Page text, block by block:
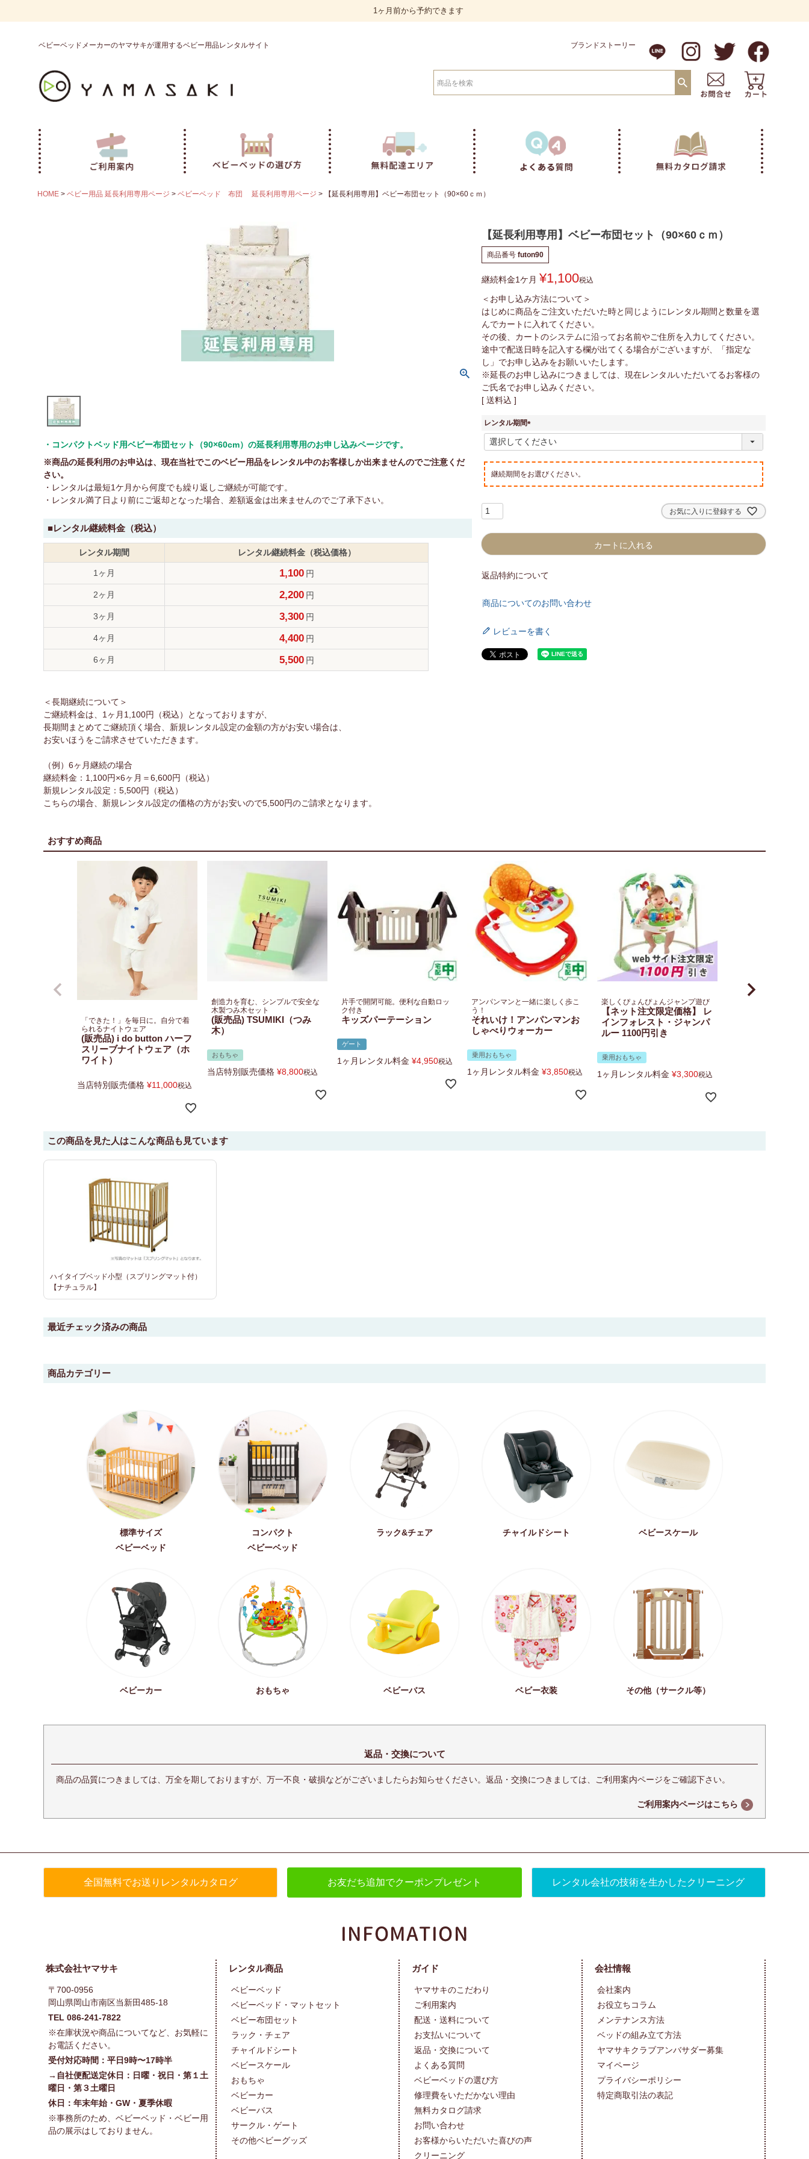
1ヶ月前から予約できます
ベビーベッドメーカーのヤマサキが運用するベビー用品レンタルサイト ブランドストーリー
HOME ベビー用品 延長利用専用ページ ベビーベッド 布団 延長利用専用ページ 【延長利用専用】ベビー布団セット（90×60ｃｍ）
・コンパクトベッド用ベビー布団セット（90×60cm）の延長利用専用のお申し込みページです。
※商品の延長利用のお申込は、現在当社でこのベビー用品をレンタル中のお客様しか出来ませんのでご注意くだ
さい。
・レンタルは最短1ケ月から何度でも繰り返しご継続が可能です。
・レンタル満了日より前にご返却となった場合、差額返金は出来ませんのでご了承下さい。
■レンタル継続料金（税込）
レンタル期間 レンタル継続料金（税込価格）
1ヶ月 1,100 円
2ヶ月 2,200 円
3ヶ月 3,300 円
4ヶ月 4,400 円
6ヶ月 5,500 円
＜長期継続について＞
ご継続料金は、1ヶ月1,100円（税込）となっておりますが、
長期間まとめてご継続頂く場合、新規レンタル設定の金額の方がお安い場合は、
お安いほうをご請求させていただきます。
（例）6ヶ月継続の場合
継続料金：1,100円×6ヶ月＝6,600円（税込）
新規レンタル設定：5,500円（税込）
こちらの場合、新規レンタル設定の価格の方がお安いので5,500円のご請求となります。
【延長利用専用】ベビー布団セット（90×60ｃｍ）
商品番号 futon90
継続料金1ケ月 ¥1,100税込
＜お申し込み方法について＞
はじめに商品をご注文いただいた時と同じようにレンタル期間と数量を選
んでカートに入れてください。
その後、カートのシステムに沿ってお名前やご住所を入力してください。
途中で配送日時を記入する欄が出てくる場合がございますが、「指定な
し」でお申し込みをお願いいたします。
※延長のお申し込みにつきましては、現在レンタルいただいてるお客様の
ご氏名でお申し込みください。
送料込
レンタル期間
(
必
継続期間をお選びください。
お気に入りに登録する
カートに入れる
返品特約について
商品についてのお問い合わせ
レビューを書く
おすすめ商品
「できた！」を毎日に。自分で着
られるナイトウェア
(販売品) i do button ハーフ
スリーブナイトウェア（ホ
ワイト）
当店特別販売価格 ¥11,000税込
創造力を育む、シンプルで安全な
木製つみ木セット
(販売品) TSUMIKI（つみ
木）
おもちゃ
当店特別販売価格 ¥8,800税込
片手で開閉可能。便利な自動ロッ
ク付き
キッズパーテーション
ゲート
1ヶ月レンタル料金 ¥4,950税込
アンパンマンと一緒に楽しく歩こ
う！
それいけ！アンパンマンお
しゃべりウォーカー
乗用おもちゃ
1ヶ月レンタル料金 ¥3,850税込
楽しくぴょんぴょんジャンプ遊び
【ネット注文限定価格】 レ
インフォレスト・ジャンパ
ルー 1100円引き
乗用おもちゃ
1ヶ月レンタル料金 ¥3,300税込
この商品を見た人はこんな商品も見ています
ハイタイプベッド小型（スプリングマット付）
【ナチュラル】
最近チェック済みの商品
商品カテゴリー
標準サイズ
ベビーベッド
コンパクト
ベビーベッド
ラック&チェア チャイルドシート ベビースケール
ベビーカー おもちゃ ベビーバス ベビー衣装 その他（サークル等）
返品・交換について
商品の品質につきましては、万全を期しておりますが、万一不良・破損などがございましたらお知らせください。返品・交換につきましては、ご利用案内ページをご確認下さい。
ご利用案内ページはこちら
全国無料でお送りレンタルカタログ お友だち追加でクーポンプレゼント レンタル会社の技術を生かしたクリーニング
株式会社ヤマサキ
〒700-0956
岡山県岡山市南区当新田485-18
TEL 086-241-7822
※在庫状況や商品についてなど、お気軽に
お電話ください。
受付対応時間：平日9時〜17時半
→自社便配送定休日：日曜・祝日・第１土
曜日・第３土曜日
休日：年末年始・GW・夏季休暇
※事務所のため、ベビーベッド・ベビー用
品の展示はしておりません。
レンタル商品
ベビーベッド
ベビーベッド・マットセット
ベビー布団セット
ラック・チェア
チャイルドシート
ベビースケール
おもちゃ
ベビーカー
ベビーバス
サークル・ゲート
その他ベビーグッズ
ガイド
ヤマサキのこだわり
ご利用案内
配送・送料について
お支払いについて
返品・交換について
よくある質問
ベビーベッドの選び方
修理費をいただかない理由
無料カタログ請求
お問い合わせ
お客様からいただいた喜びの声
クリーニング
会社情報
会社案内
お役立ちコラム
メンテナンス方法
ベッドの組み立て方法
ヤマサキクラブアンバサダー募集
マイページ
プライバシーポリシー
特定商取引法の表記